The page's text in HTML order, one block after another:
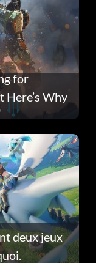
for
Why
deux jeux